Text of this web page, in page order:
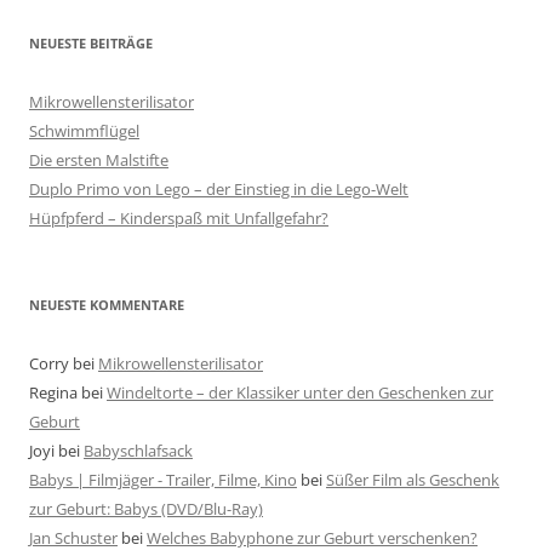
NEUESTE BEITRÄGE
Mikrowellensterilisator
Schwimmflügel
Die ersten Malstifte
Duplo Primo von Lego – der Einstieg in die Lego-Welt
Hüpfpferd – Kinderspaß mit Unfallgefahr?
NEUESTE KOMMENTARE
Corry bei Mikrowellensterilisator
Regina beiWindeltorte – der Klassiker unter den Geschenken zur
Geburt
Joyi bei Babyschlafsack
Babys | Filmjäger - Trailer, Filme, Kino beiSüßer Film als Geschenk
zur Geburt: Babys (DVD/Blu-Ray)
Jan Schuster beiWelches Babyphone zur Geburt verschenken?